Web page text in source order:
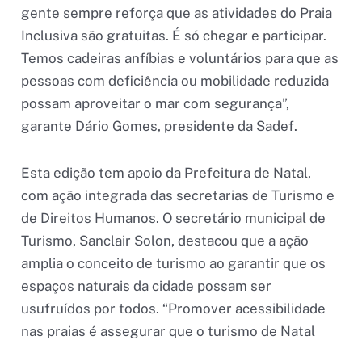
gente sempre reforça que as atividades do Praia
Inclusiva são gratuitas. É só chegar e participar.
Temos cadeiras anfíbias e voluntários para que as
pessoas com deficiência ou mobilidade reduzida
possam aproveitar o mar com segurança”,
garante Dário Gomes, presidente da Sadef.
Esta edição tem apoio da Prefeitura de Natal,
com ação integrada das secretarias de Turismo e
de Direitos Humanos. O secretário municipal de
Turismo, Sanclair Solon, destacou que a ação
amplia o conceito de turismo ao garantir que os
espaços naturais da cidade possam ser
usufruídos por todos. “Promover acessibilidade
nas praias é assegurar que o turismo de Natal